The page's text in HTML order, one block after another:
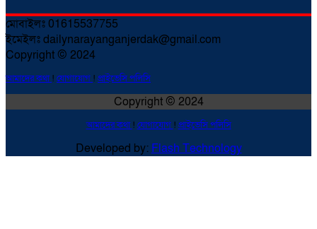
মোবাইলঃ 01615537755
ইমেইলঃ dailynarayanganjerdak@gmail.com
Copyright © 2024
আমাদের কথা! যোগাযোগ ! প্রাইভেসি পলিসি
Copyright © 2024
আমাদের কথা! যোগাযোগ ! প্রাইভেসি পলিসি
Developed by: Flash Technology